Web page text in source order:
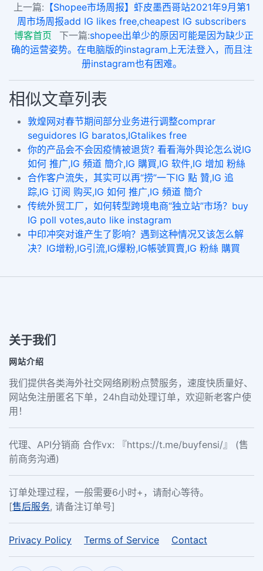
上一篇: 【Shopee市场周报】虾皮墨西哥站2021年9月第1
周市场周报add IG likes free,cheapest IG subscribers
博客首页
下一篇:shopee出单少的原因可能是因为缺少正
确的运营姿势。在电脑版的instagram上无法登入，而且注
册instagram也有困难。
相似文章列表
敦煌网对春节期间部分业务进行调整comprar
seguidores IG baratos,IGtalikes free
你的产品会不会因疫情被退货? 看看海外舆论怎么说IG
如何 推广,IG 頻道 簡介,IG 購買,IG 软件,IG 增加 粉絲
合作客户流失，其实可以再“捞”一下IG 點 贊,IG 追
踪,IG 订阅 购买,IG 如何 推广,IG 頻道 簡介
传统外贸工厂，如何转型跨境电商“独立站”市场？buy
IG poll votes,auto like instagram
中印冲突对谁产生了影响？遇到这种情况又该怎么解
决？IG增粉,IG引流,IG爆粉,IG帳號買賣,IG 粉絲 購買
关于我们
网站介绍
我们提供各类海外社交网络刷粉点赞服务，速度快质量好、
网站免注册匿名下单，24h自动处理订单，欢迎新老客户使
用！
代理、API分销商 合作vx: 『https://t.me/buyfensi/』 (售
前商务沟通)
订单处理过程，一般需要6小时+，请耐心等待。
[售后服务, 请备注订单号]
Privacy Policy Terms of Service Contact